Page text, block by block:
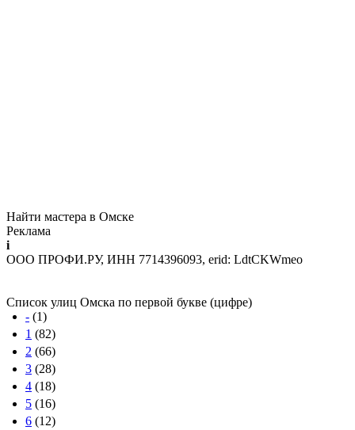
Найти мастера в Омске
Реклама
i
ООО ПРОФИ.РУ, ИНН 7714396093, erid: LdtCKWmeo
Список улиц Омска по первой букве (цифре)
- (1)
1 (82)
2 (66)
3 (28)
4 (18)
5 (16)
6 (12)